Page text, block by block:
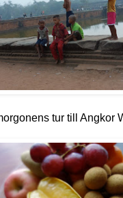
tur till Angkor